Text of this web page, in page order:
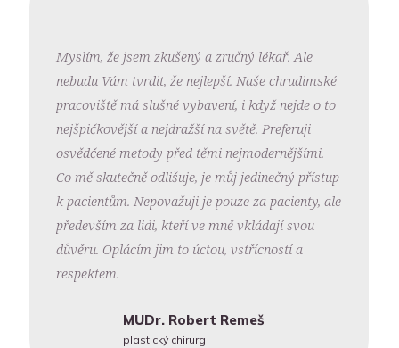
Myslím, že jsem zkušený a zručný lékař. Ale
nebudu Vám tvrdit, že nejlepší. Naše chrudimské
pracoviště má slušné vybavení, i když nejde o to
nejšpičkovější a nejdražší na světě. Preferuji
osvědčené metody před těmi nejmodernějšími.
Co mě skutečně odlišuje, je můj jedinečný přístup
k pacientům. Nepovažuji je pouze za pacienty, ale
především za lidi, kteří ve mně vkládají svou
důvěru. Oplácím jim to úctou, vstřícností a
respektem.
MUDr. Robert Remeš
plastický chirurg